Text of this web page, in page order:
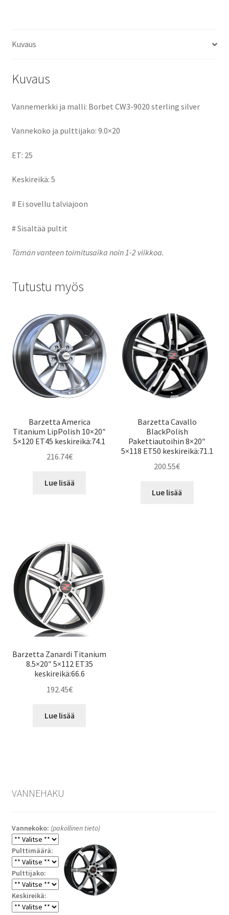
o
Kuvaus
Kuvaus
Vannemerkki ja malli: Borbet CW3-9020 sterling silver
Vannekoko ja pulttijako: 9.0×20
ET: 25
Keskireikä: 5
# Ei sovellu talviajoon
# Sisältää pultit
Tämän vanteen toimitusaika noin 1-2 viikkoa.
Tutustu myös
Barzetta America
Titanium LipPolish 10×20″
5×120 ET45 keskireikä:74.1
216.74€
Lue lisää
Barzetta Cavallo
BlackPolish
Pakettiautoihin 8×20″
5×118 ET50 keskireikä:71.1
200.55€
Lue lisää
Barzetta Zanardi Titanium
8.5×20″ 5×112 ET35
keskireikä:66.6
192.45€
Lue lisää
VANNEHAKU
Vannekoko: (pakollinen tieto)
Pulttimäärä:
Pulttijako:
Keskireikä: